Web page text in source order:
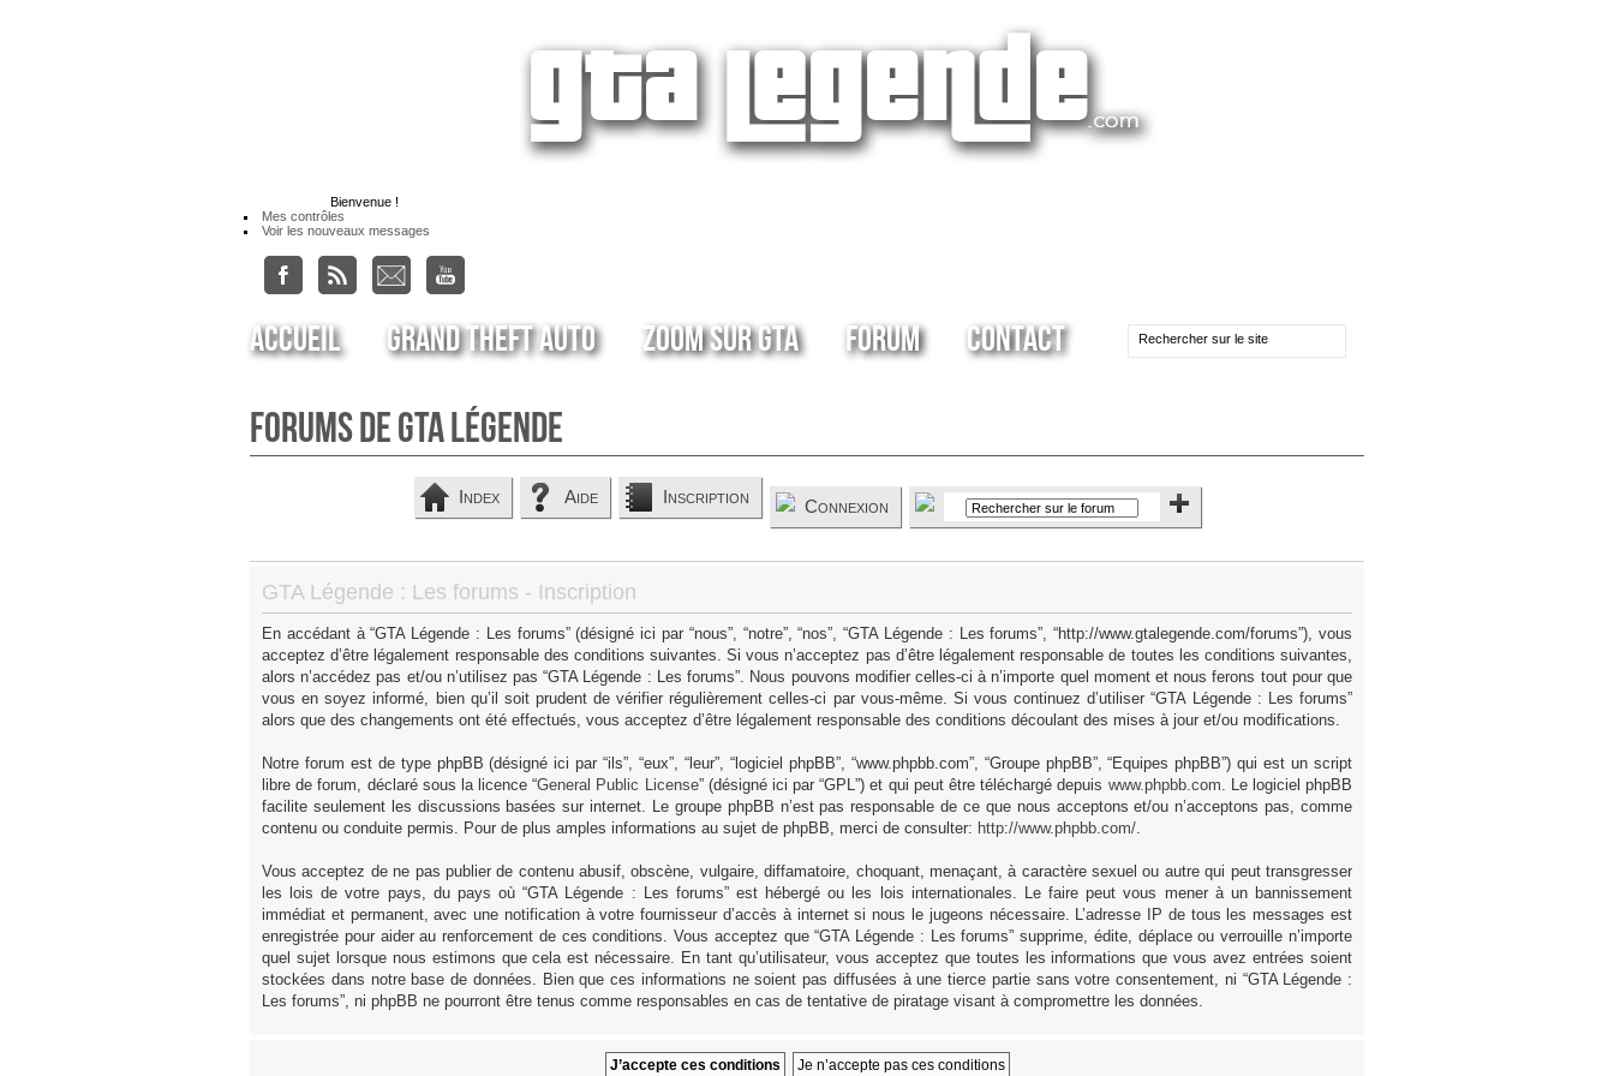
Bienvenue !
Mes contrôles
Voir les nouveaux messages
Accueil Grand Theft Auto Zoom sur GTA Forum Contact
Forums de GTA Légende
Index Aide Inscription Connexion
GTA Légende : Les forums - Inscription
En accédant à “GTA Légende : Les forums” (désigné ici par “nous”, “notre”, “nos”, “GTA Légende : Les forums”, “http://www.gtalegende.com/forums”), vous
acceptez d’être légalement responsable des conditions suivantes. Si vous n’acceptez pas d’être légalement responsable de toutes les conditions suivantes,
alors n’accédez pas et/ou n’utilisez pas “GTA Légende : Les forums”. Nous pouvons modifier celles-ci à n’importe quel moment et nous ferons tout pour que
vous en soyez informé, bien qu’il soit prudent de vérifier régulièrement celles-ci par vous-même. Si vous continuez d’utiliser “GTA Légende : Les forums”
alors que des changements ont été effectués, vous acceptez d’être légalement responsable des conditions découlant des mises à jour et/ou modifications.
Notre forum est de type phpBB (désigné ici par “ils”, “eux”, “leur”, “logiciel phpBB”, “www.phpbb.com”, “Groupe phpBB”, “Equipes phpBB”) qui est un script
libre de forum, déclaré sous la licence “General Public License” (désigné ici par “GPL”) et qui peut être téléchargé depuis www.phpbb.com. Le logiciel phpBB
facilite seulement les discussions basées sur internet. Le groupe phpBB n’est pas responsable de ce que nous acceptons et/ou n’acceptons pas, comme
contenu ou conduite permis. Pour de plus amples informations au sujet de phpBB, merci de consulter: http://www.phpbb.com/.
Vous acceptez de ne pas publier de contenu abusif, obscène, vulgaire, diffamatoire, choquant, menaçant, à caractère sexuel ou autre qui peut transgresser
les lois de votre pays, du pays où “GTA Légende : Les forums” est hébergé ou les lois internationales. Le faire peut vous mener à un bannissement
immédiat et permanent, avec une notification à votre fournisseur d’accès à internet si nous le jugeons nécessaire. L’adresse IP de tous les messages est
enregistrée pour aider au renforcement de ces conditions. Vous acceptez que “GTA Légende : Les forums” supprime, édite, déplace ou verrouille n’importe
quel sujet lorsque nous estimons que cela est nécessaire. En tant qu’utilisateur, vous acceptez que toutes les informations que vous avez entrées soient
stockées dans notre base de données. Bien que ces informations ne soient pas diffusées à une tierce partie sans votre consentement, ni “GTA Légende :
Les forums”, ni phpBB ne pourront être tenus comme responsables en cas de tentative de piratage visant à compromettre les données.